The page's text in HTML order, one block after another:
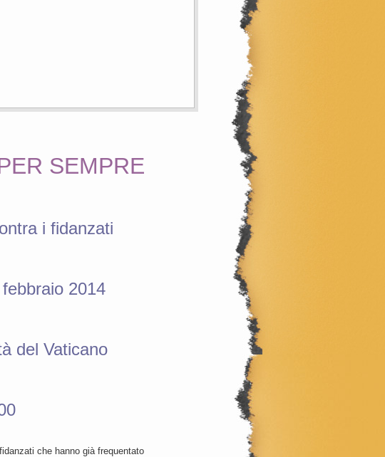
SEMPRE
i fidanzati
2014
del Vaticano
che hanno già frequentato